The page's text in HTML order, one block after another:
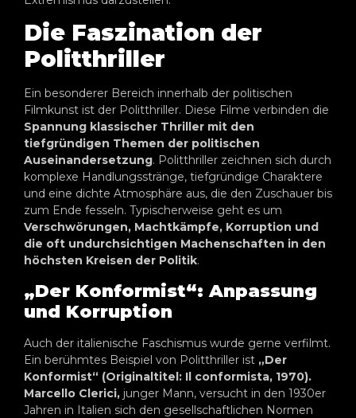
Die Faszination der
Politthriller
Ein besonderer Bereich innerhalb der politischen
Filmkunst ist der Politthriller. Diese Filme verbinden die
Spannung klassischer Thriller mit den
tiefgründigen Themen der politischen
Auseinandersetzung. Politthriller zeichnen sich durch
komplexe Handlungsstränge, tiefgründige Charaktere
und eine dichte Atmosphäre aus, die den Zuschauer bis
zum Ende fesseln. Typischerweise geht es um
Verschwörungen, Machtkämpfe, Korruption und
die oft undurchsichtigen Machenschaften in den
höchsten Kreisen der Politik.
„Der Konformist“: Anpassung
und Korruption
Auch der italienische Faschismus wurde gerne verfilmt.
Ein berühmtes Beispiel von Politthriller ist „Der
Konformist“ (Originaltitel: Il conformista, 1970).
Marcello Clerici, junger Mann, versucht in den 1930er
Jahren in Italien sich den gesellschaftlichen Normen